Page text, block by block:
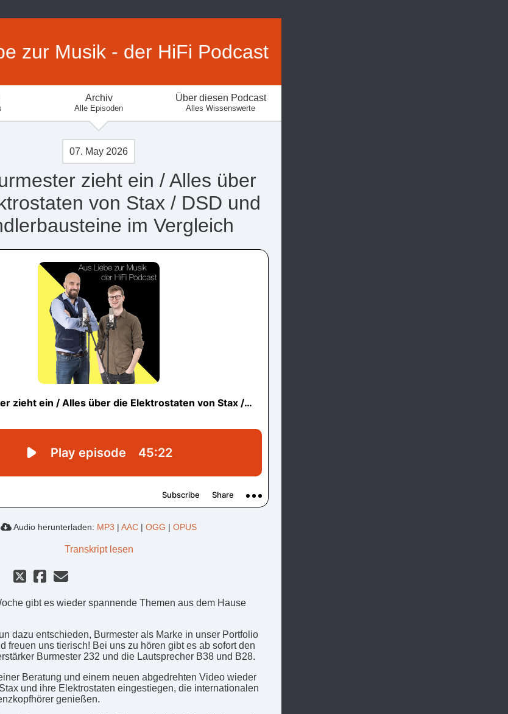
zur Musik - der HiFi Podcast
Archiv
Alle Episoden
Über diesen Podcast
Alles Wissenswerte
07. May 2026
zieht ein / Alles über
von Stax / DSD und
im Vergleich
Audio herunterladen: MP3 | AAC | OGG | OPUS
Transkript lesen
gibt es wieder spannende Themen aus dem Hause
dazu entschieden, Burmester als Marke in unser Portfolio
freuen uns tierisch! Bei uns zu hören gibt es ab sofort den
Burmester 232 und die Lautsprecher B38 und B28.
Beratung und einem neuen abgedrehten Video wieder
und ihre Elektrostaten eingestiegen, die internationalen
genießen.